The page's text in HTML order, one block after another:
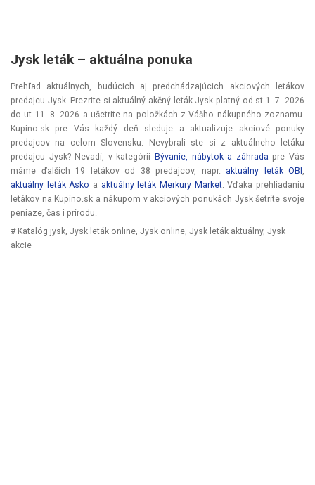
Jysk leták – aktuálna ponuka
Prehľad aktuálnych, budúcich aj predchádzajúcich akciových letákov
predajcu Jysk. Prezrite si aktuálný akčný leták Jysk platný od st 1. 7. 2026
do ut 11. 8. 2026 a ušetrite na položkách z Vášho nákupného zoznamu.
Kupino.sk pre Vás každý deň sleduje a aktualizuje akciové ponuky
predajcov na celom Slovensku. Nevybrali ste si z aktuálneho letáku
predajcu Jysk? Nevadí, v kategórii
Bývanie, nábytok a záhrada pre Vás
máme ďalších 19 letákov od 38 predajcov, napr. aktuálny leták OBI ,
aktuálny leták Asko a aktuálny leták Merkury Market. Vďaka prehliadaniu
letákov na Kupino.sk a nákupom v akciových ponukách Jysk šetríte svoje
peniaze, čas i prírodu.
# Katalóg jysk, Jysk leták online, Jysk online, Jysk leták aktuálny, Jysk
akcie